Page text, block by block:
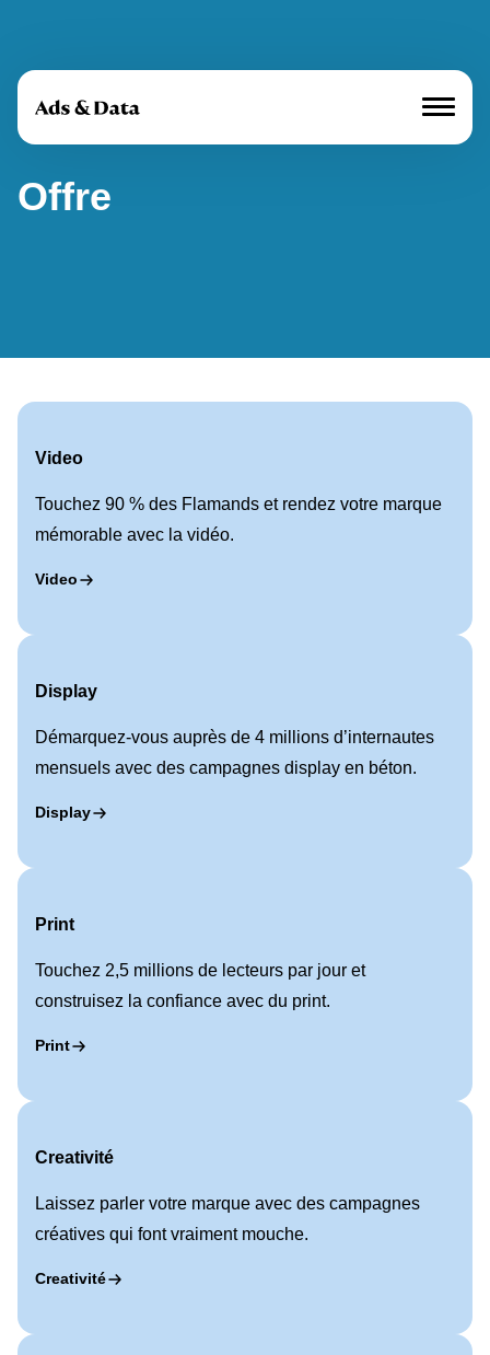
Offre
Video
Touchez 90 % des Flamands et rendez votre marque
mémorable avec la vidéo.
Video
Display
Démarquez-vous auprès de 4 millions d’internautes
mensuels avec des campagnes display en béton.
Display
Print
Touchez 2,5 millions de lecteurs par jour et
construisez la confiance avec du print.
Print
Creativité
Laissez parler votre marque avec des campagnes
créatives qui font vraiment mouche.
Creativité
Offres d’emploi
Search for